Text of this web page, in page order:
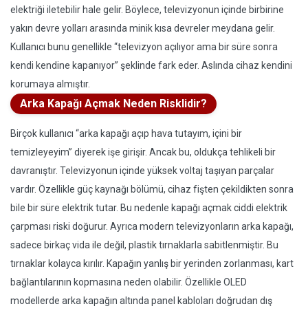
elektriği iletebilir hale gelir. Böylece, televizyonun içinde birbirine
yakın devre yolları arasında minik kısa devreler meydana gelir.
Kullanıcı bunu genellikle “televizyon açılıyor ama bir süre sonra
kendi kendine kapanıyor” şeklinde fark eder. Aslında cihaz kendini
korumaya almıştır.
Arka Kapağı Açmak Neden Risklidir?
Birçok kullanıcı “arka kapağı açıp hava tutayım, içini bir
temizleyeyim” diyerek işe girişir. Ancak bu, oldukça tehlikeli bir
davranıştır. Televizyonun içinde yüksek voltaj taşıyan parçalar
vardır. Özellikle güç kaynağı bölümü, cihaz fişten çekildikten sonra
bile bir süre elektrik tutar. Bu nedenle kapağı açmak ciddi elektrik
çarpması riski doğurur. Ayrıca modern televizyonların arka kapağı,
sadece birkaç vida ile değil, plastik tırnaklarla sabitlenmiştir. Bu
tırnaklar kolayca kırılır. Kapağın yanlış bir yerinden zorlanması, kart
bağlantılarının kopmasına neden olabilir. Özellikle OLED
modellerde arka kapağın altında panel kabloları doğrudan dış